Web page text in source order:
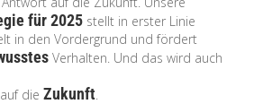
für 2025 stellt in erster Linie
in den Vordergrund und fördert
Verhalten. Und das wird auch
die Zukunft.